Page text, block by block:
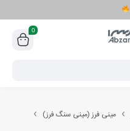
0
مینی فرز (مینی سنگ فرز)